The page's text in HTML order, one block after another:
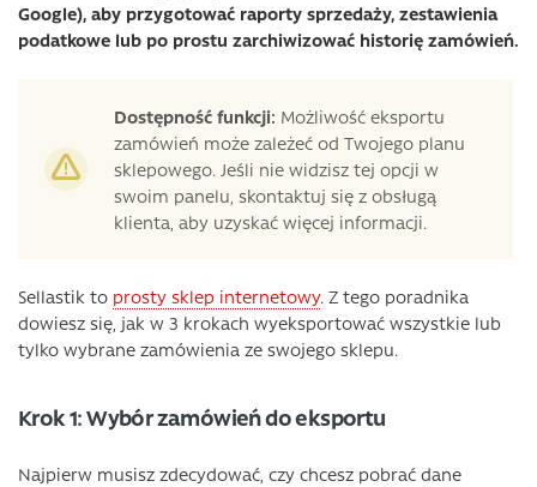
Google), aby przygotować raporty sprzedaży, zestawienia
podatkowe lub po prostu zarchiwizować historię zamówień.
Dostępność funkcji: Możliwość eksportu
zamówień może zależeć od Twojego planu
sklepowego. Jeśli nie widzisz tej opcji w
swoim panelu, skontaktuj się z obsługą
klienta, aby uzyskać więcej informacji.
Sellastik to prosty sklep internetowy. Z tego poradnika
dowiesz się, jak w 3 krokach wyeksportować wszystkie lub
tylko wybrane zamówienia ze swojego sklepu.
Krok 1: Wybór zamówień do eksportu
Najpierw musisz zdecydować, czy chcesz pobrać dane